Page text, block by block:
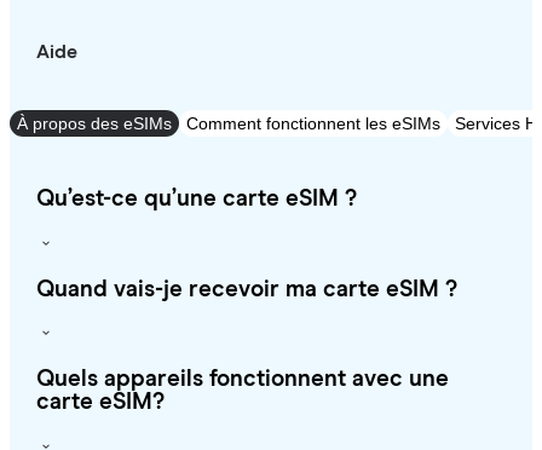
Aide
À propos des eSIMs Comment fonctionnent les eSIMs Services
Qu’est-ce qu’une carte eSIM ?
Quand vais-je recevoir ma carte eSIM ?
Quels appareils fonctionnent avec une
carte eSIM?